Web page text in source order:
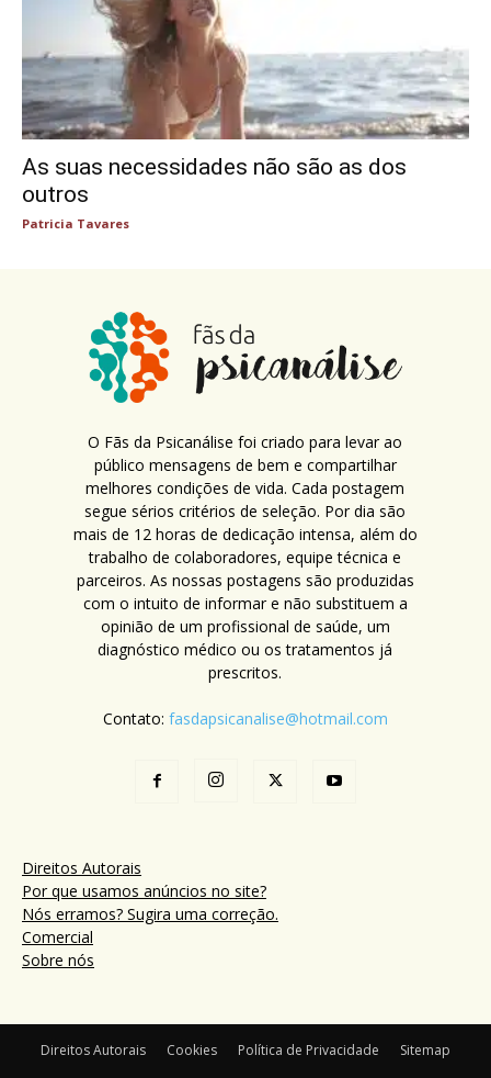
As suas necessidades não são as dos
outros
Patricia Tavares
O Fãs da Psicanálise foi criado para levar ao
público mensagens de bem e compartilhar
melhores condições de vida. Cada postagem
segue sérios critérios de seleção. Por dia são
mais de 12 horas de dedicação intensa, além do
trabalho de colaboradores, equipe técnica e
parceiros. As nossas postagens são produzidas
com o intuito de informar e não substituem a
opinião de um profissional de saúde, um
diagnóstico médico ou os tratamentos já
prescritos.
Contato: fasdapsicanalise@hotmail.com
Direitos Autorais
Por que usamos anúncios no site?
Nós erramos? Sugira uma correção.
Comercial
Sobre nós
Direitos Autorais Cookies Política de Privacidade Sitemap